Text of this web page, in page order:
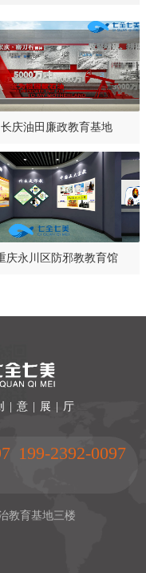
长庆油田廉政教育基地
庆永川区防邪教教育馆
| 意 | 展 | 厅
199-2392-0097
教育基地三楼